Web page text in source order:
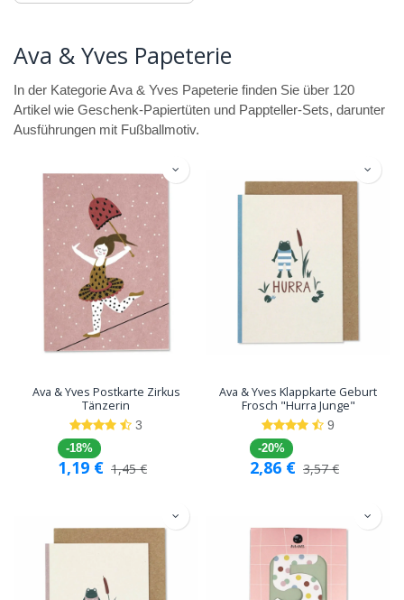
Ava & Yves Papeterie
In der Kategorie Ava & Yves Papeterie finden Sie über 120
Artikel wie Geschenk-Papiertüten und Pappteller-Sets, darunter
Ausführungen mit Fußballmotiv.
Ava & Yves Postkarte Zirkus
Tänzerin
3
-18%
1,19 € 1,45€
Ava & Yves Klappkarte Geburt
Frosch "Hurra Junge"
9
-20%
2,86 € 3,57€